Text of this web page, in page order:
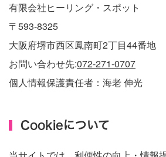
有限会社ヒーリング・スポット
〒593-8325
大阪府堺市西区鳳南町2丁目44番地
お問い合わせ先:072-271-0707
個人情報保護責任者：海老 伸光
Cookieについて